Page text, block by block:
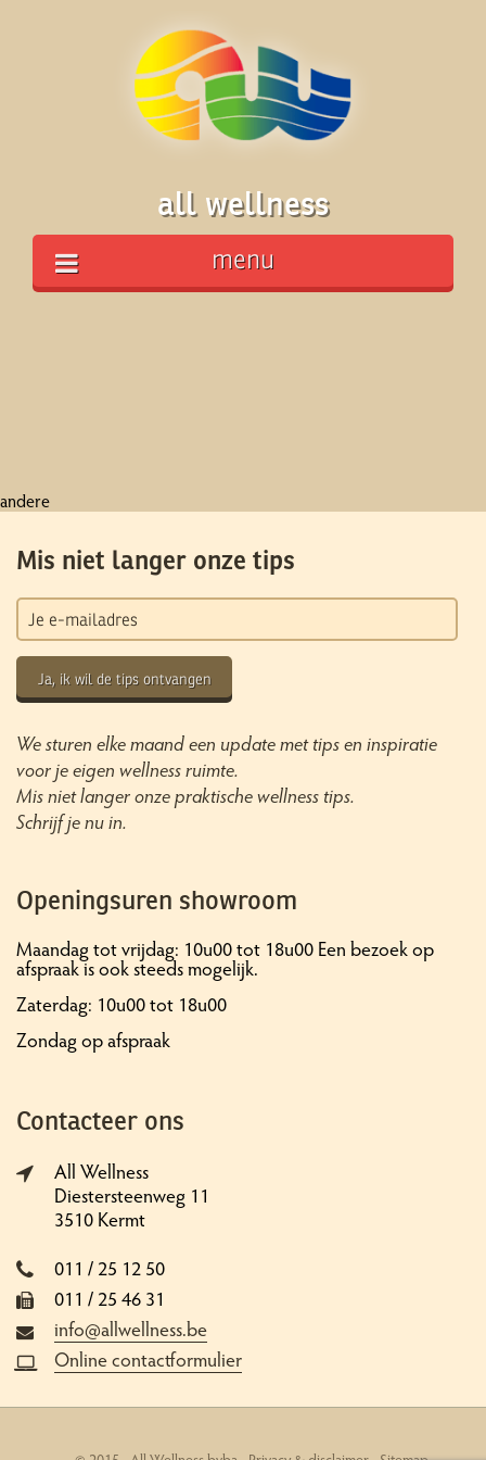
all wellness
menu
andere
Mis niet langer onze tips
Ja, ik wil de tips ontvangen
We sturen elke maand een update met tips en inspiratie
voor je eigen wellness ruimte.
Mis niet langer onze praktische wellness tips.
Schrijf je nu in.
Openingsuren showroom
Maandag tot vrijdag: 10u00 tot 18u00 Een bezoek op
afspraak is ook steeds mogelijk.
Zaterdag: 10u00 tot 18u00
Zondag op afspraak
Contacteer ons
All Wellness
Diestersteenweg 11
3510 Kermt
011 / 25 12 50
011 / 25 46 31
info@allwellness.be
Online contactformulier